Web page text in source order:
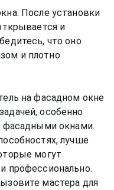
После установки
и
что оно
и плотно
на фасадном окне
особенно
фасадными окнами.
лучше
могут
профессионально.
мастера для